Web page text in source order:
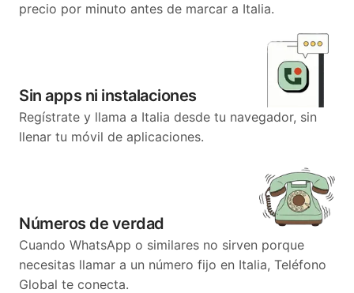
precio por minuto antes de marcar a Italia.
Sin apps ni instalaciones
Regístrate y llama a Italia desde tu navegador, sin
llenar tu móvil de aplicaciones.
Números de verdad
Cuando WhatsApp o similares no sirven porque
necesitas llamar a un número fijo en Italia, Teléfono
Global te conecta.